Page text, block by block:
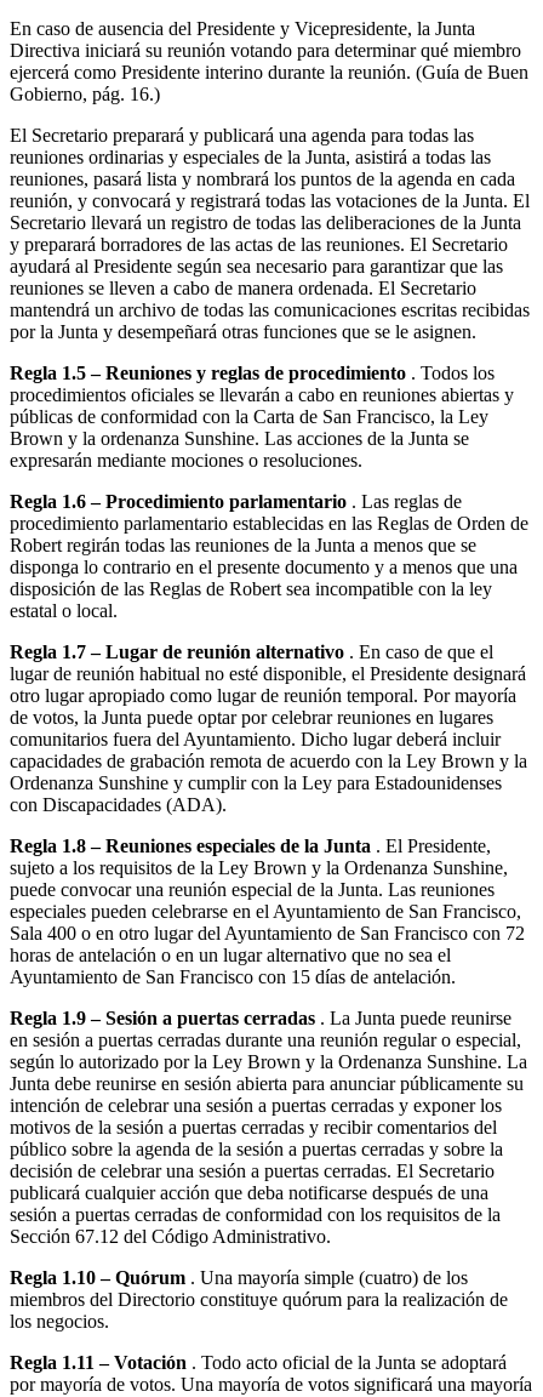
En caso de ausencia del Presidente y Vicepresidente, la Junta
Directiva iniciará su reunión votando para determinar qué miembro
ejercerá como Presidente interino durante la reunión. (Guía de Buen
Gobierno, pág. 16.)
El Secretario preparará y publicará una agenda para todas las
reuniones ordinarias y especiales de la Junta, asistirá a todas las
reuniones, pasará lista y nombrará los puntos de la agenda en cada
reunión, y convocará y registrará todas las votaciones de la Junta. El
Secretario llevará un registro de todas las deliberaciones de la Junta
y preparará borradores de las actas de las reuniones. El Secretario
ayudará al Presidente según sea necesario para garantizar que las
reuniones se lleven a cabo de manera ordenada. El Secretario
mantendrá un archivo de todas las comunicaciones escritas recibidas
por la Junta y desempeñará otras funciones que se le asignen.
Regla 1.5 – Reuniones y reglas de procedimiento . Todos los
procedimientos oficiales se llevarán a cabo en reuniones abiertas y
públicas de conformidad con la Carta de San Francisco, la Ley
Brown y la ordenanza Sunshine. Las acciones de la Junta se
expresarán mediante mociones o resoluciones.
Regla 1.6 – Procedimiento parlamentario . Las reglas de
procedimiento parlamentario establecidas en las Reglas de Orden de
Robert regirán todas las reuniones de la Junta a menos que se
disponga lo contrario en el presente documento y a menos que una
disposición de las Reglas de Robert sea incompatible con la ley
estatal o local.
Regla 1.7 – Lugar de reunión alternativo . En caso de que el
lugar de reunión habitual no esté disponible, el Presidente designará
otro lugar apropiado como lugar de reunión temporal. Por mayoría
de votos, la Junta puede optar por celebrar reuniones en lugares
comunitarios fuera del Ayuntamiento. Dicho lugar deberá incluir
capacidades de grabación remota de acuerdo con la Ley Brown y la
Ordenanza Sunshine y cumplir con la Ley para Estadounidenses
con Discapacidades (ADA).
Regla 1.8 – Reuniones especiales de la Junta . El Presidente,
sujeto a los requisitos de la Ley Brown y la Ordenanza Sunshine,
puede convocar una reunión especial de la Junta. Las reuniones
especiales pueden celebrarse en el Ayuntamiento de San Francisco,
Sala 400 o en otro lugar del Ayuntamiento de San Francisco con 72
horas de antelación o en un lugar alternativo que no sea el
Ayuntamiento de San Francisco con 15 días de antelación.
Regla 1.9 – Sesión a puertas cerradas . La Junta puede reunirse
en sesión a puertas cerradas durante una reunión regular o especial,
según lo autorizado por la Ley Brown y la Ordenanza Sunshine. La
Junta debe reunirse en sesión abierta para anunciar públicamente su
intención de celebrar una sesión a puertas cerradas y exponer los
motivos de la sesión a puertas cerradas y recibir comentarios del
público sobre la agenda de la sesión a puertas cerradas y sobre la
decisión de celebrar una sesión a puertas cerradas. El Secretario
publicará cualquier acción que deba notificarse después de una
sesión a puertas cerradas de conformidad con los requisitos de la
Sección 67.12 del Código Administrativo.
Regla 1.10 – Quórum . Una mayoría simple (cuatro) de los
miembros del Directorio constituye quórum para la realización de
los negocios.
Regla 1.11 – Votación . Todo acto oficial de la Junta se adoptará
por mayoría de votos. Una mayoría de votos significará una mayoría